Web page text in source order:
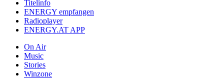
Titelinfo
ENERGY empfangen
Radioplayer
ENERGY.AT APP
On Air
Music
Stories
Winzone